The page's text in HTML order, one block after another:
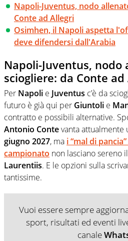
Napoli-Juventus, nodo
Conte ad Allegri
Osimhen, il Napoli aspetta
deve difendersi dall'Arabia
Napoli-Juventus, nodo
sciogliere: da Conte
Per Napoli e Juventus c’è da
futuro è già qui per Giuntoli e
contratto e possibili alternative.
Antonio Contevanta attualmente
giugno 2027, ma i “mal di
campionato non lasciano sereno
Laurentiis. E le opzioni sulla
tantissime.
Vuoi essere sempre
sport, risultati ed eventi
canale